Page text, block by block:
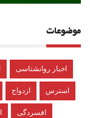
موضوعات
اخبار روانشناسی
ازدواج استرس
افسردگی